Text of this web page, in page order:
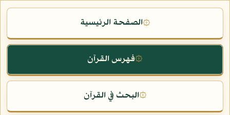
۞الصفحة الرئيسية
۞فهرس القرآن
۞البحث في القرآن